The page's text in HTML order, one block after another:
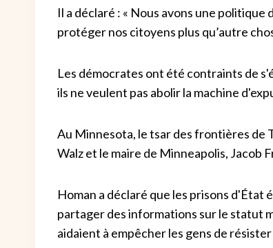
Il a déclaré : « Nous avons une
protéger nos citoyens plus qu’autre
Les démocrates ont été contraints de
ils ne veulent pas abolir la machine
Au Minnesota, le tsar des frontières de
Walz et le maire de Minneapolis, Jacob
Homan a déclaré que les prisons
partager des informations sur le statut
aidaient à empêcher les gens de résister